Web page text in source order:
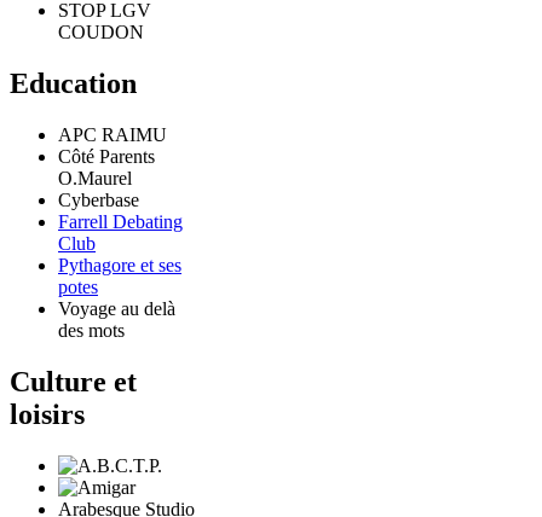
STOP LGV
COUDON
Education
APC RAIMU
Côté Parents
O.Maurel
Cyberbase
Farrell Debating
Club
Pythagore et ses
potes
Voyage au delà
des mots
Culture et
loisirs
Arabesque Studio